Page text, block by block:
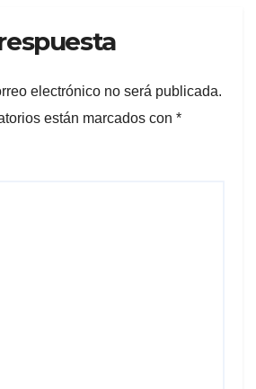
electrónico no será publicada.
están marcados con *